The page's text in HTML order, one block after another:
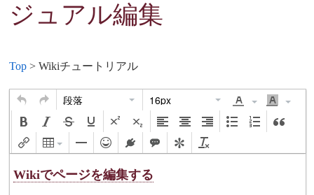
ジュアル編集
Top > Wikiチュートリアル
段落 16px